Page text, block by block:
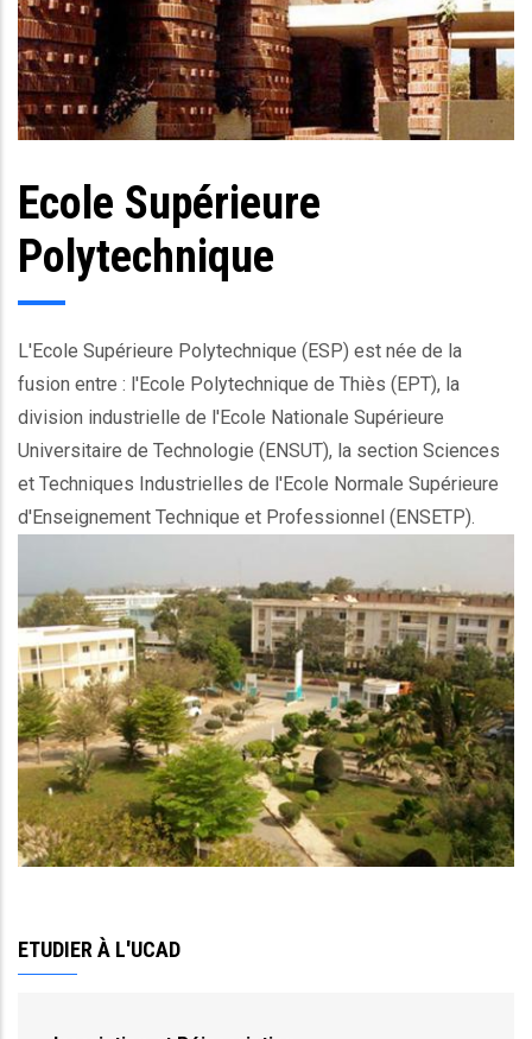
Ecole Supérieure
Polytechnique
Body
L'Ecole Supérieure Polytechnique (ESP) est née de la
fusion entre : l'Ecole Polytechnique de Thiès (EPT), la
division industrielle de l'Ecole Nationale Supérieure
Universitaire de Technologie (ENSUT), la section Sciences
et Techniques Industrielles de l'Ecole Normale Supérieure
d'Enseignement Technique et Professionnel (ENSETP).
ETUDIER À L'UCAD